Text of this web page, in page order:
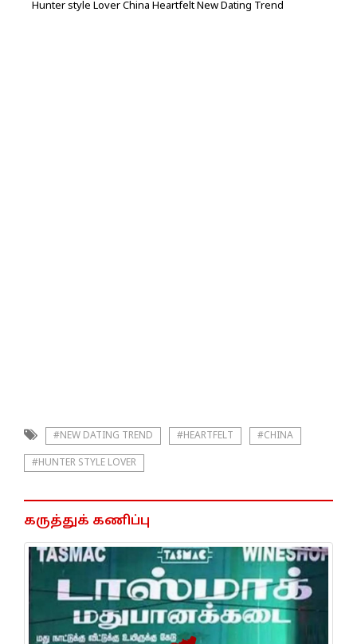
Hunter style Lover China Heartfelt New Dating Trend
#NEW DATING TREND #HEARTFELT #CHINA
#HUNTER STYLE LOVER
கருத்துக் கணிப்பு